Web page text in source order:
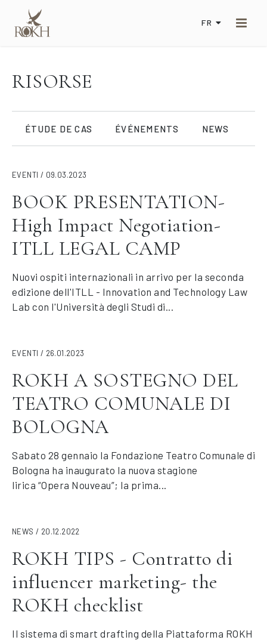
FR
RISORSE
ÉTUDE DE CAS ÉVÉNEMENTS NEWS
EVENTI / 09.03.2023
BOOK PRESENTATION-
High Impact Negotiation-
ITLL LEGAL CAMP
Nuovi ospiti internazionali in arrivo per la seconda
edizione dell'ITLL - Innovation and Technology Law
Lab con l'Università degli Studi di...
EVENTI / 26.01.2023
ROKH A SOSTEGNO DEL
TEATRO COMUNALE DI
BOLOGNA
Sabato 28 gennaio la Fondazione Teatro Comunale di
Bologna ha inaugurato la nuova stagione
lirica “Opera Nouveau”; la prima...
NEWS / 20.12.2022
ROKH TIPS - Contratto di
influencer marketing- the
ROKH checklist
Il sistema di smart drafting della Piattaforma ROKH